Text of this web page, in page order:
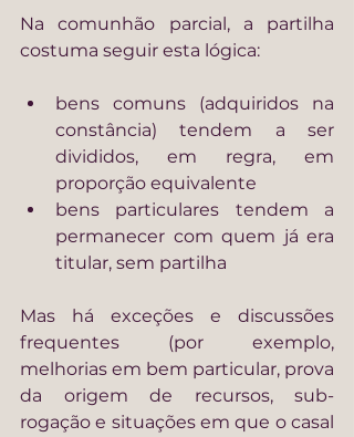
Na comunhão parcial, a partilha
costuma seguir esta lógica:
bens comuns (adquiridos na
constância) tendem a ser
divididos, em regra, em
proporção equivalente
bens particulares tendem a
permanecer com quem já era
titular, sem partilha
Mas há exceções e discussões
frequentes (por exemplo,
melhorias em bem particular, prova
da origem de recursos, sub-
rogação e situações em que o casal